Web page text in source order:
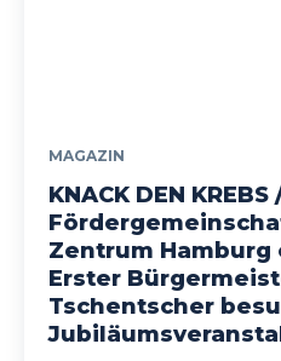
MAGAZIN
KNACK DEN
Zentrum Hamburg
Erster
Tschentscher